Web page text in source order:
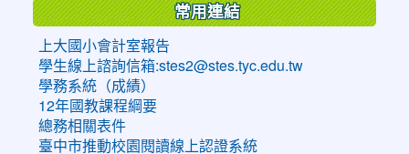
常用連結
上大國小會計室報告
學生線上諮詢信箱:stes2@stes.tyc.edu.tw
學務系統（成績）
12年國教課程綱要
總務相關表件
臺中市推動校園閱讀線上認證系統